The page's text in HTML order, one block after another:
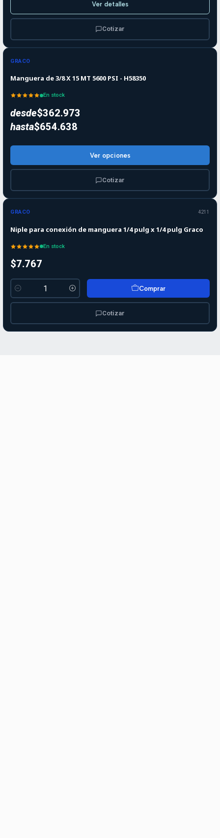
Ver detalles
Cotizar
GRACO
Manguera de 3/8 X 15 MT 5600 PSI - H58350
En stock
desde$362.973
hasta$654.638
Ver opciones
Cotizar
GRACO 4211
Niple para conexión de manguera 1/4 pulg x 1/4 pulg Graco
En stock
$7.767
Cantidad
Comprar
Cotizar